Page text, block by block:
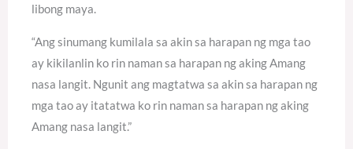
libong maya.
“Ang sinumang kumilala sa akin sa harapan ng mga tao
ay kikilanlin ko rin naman sa harapan ng aking Amang
nasa langit. Ngunit ang magtatwa sa akin sa harapan ng
mga tao ay itatatwa ko rin naman sa harapan ng aking
Amang nasa langit.”